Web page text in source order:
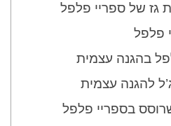
גז של ספריי פלפל
פלפל
בהגנה עצמית
להגנה עצמית
בספריי פלפל